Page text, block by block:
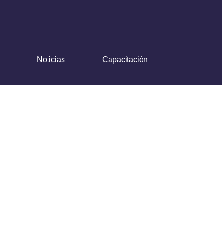
Noticias Capacitación